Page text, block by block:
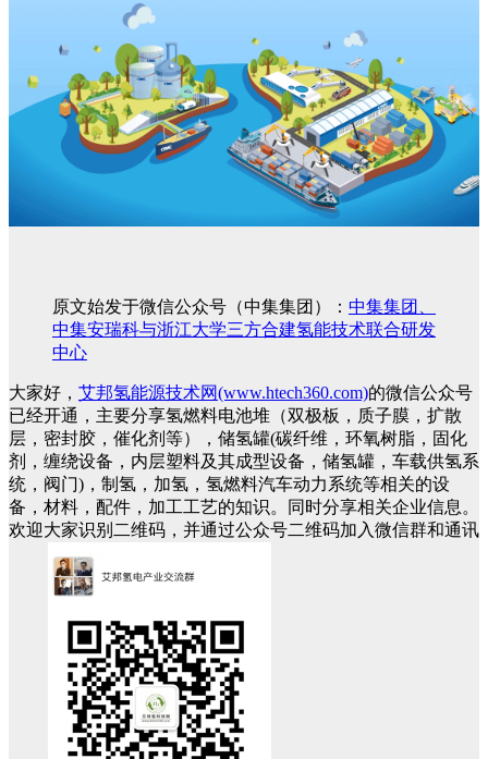
提示：如图文未加载，请刷新重试
原文始发于微信公众号（中集集团）： 中集集团、
中集安瑞科与浙江大学三方合建氢能技术联合研发
中心
大家好， 艾邦氢能源技术网(www.htech360.com)的微信公众号
已经开通，主要分享氢燃料电池堆（双极板，质子膜，扩散
层，密封胶，催化剂等），储氢罐(碳纤维，环氧树脂，固化
剂，缠绕设备，内层塑料及其成型设备，储氢罐，车载供氢系
统，阀门)，制氢，加氢，氢燃料汽车动力系统等相关的设
备，材料，配件，加工工艺的知识。同时分享相关企业信息。
欢迎大家识别二维码，并通过公众号二维码加入微信群和通讯